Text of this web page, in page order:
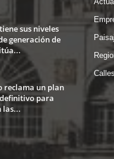
sus niveles
generación de
reclama un plan
para
las...